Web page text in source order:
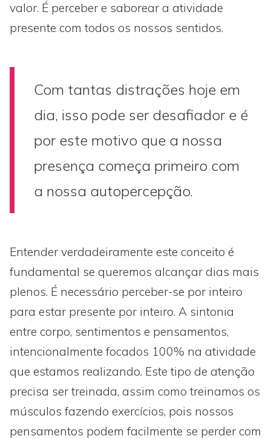
valor. É perceber e saborear a atividade
presente com todos os nossos sentidos.
Com tantas distrações hoje em
dia, isso pode ser desafiador e é
por este motivo que a nossa
presença começa primeiro com
a nossa autopercepção.
Entender verdadeiramente este conceito é
fundamental se queremos alcançar dias mais
plenos. É necessário perceber-se por inteiro
para estar presente por inteiro. A sintonia
entre corpo, sentimentos e pensamentos,
intencionalmente focados 100% na atividade
que estamos realizando. Este tipo de atenção
precisa ser treinada, assim como treinamos os
músculos fazendo exercícios, pois nossos
pensamentos podem facilmente se perder com